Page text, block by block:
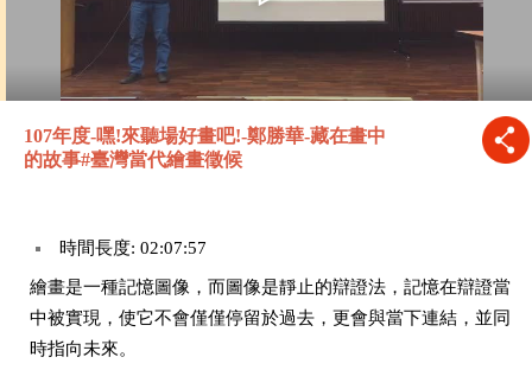
107年度-嘿!來聽場好畫吧!-鄭勝華-藏在畫中
的故事#臺灣當代繪畫徵候
時間長度: 02:07:57
繪畫是一種記憶圖像，而圖像是靜止的辯證法，記憶在辯證當
中被實現，使它不會僅僅停留於過去，更會與當下連結，並同
時指向未來。